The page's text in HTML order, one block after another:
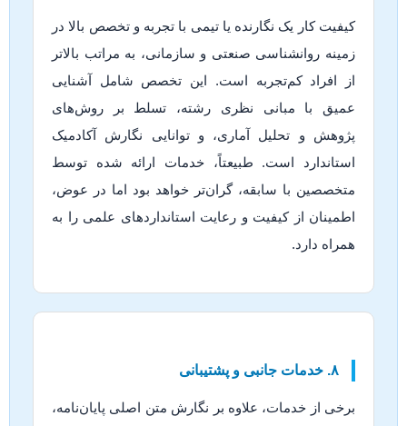
کیفیت کار یک نگارنده یا تیمی با تجربه و تخصص بالا در
زمینه روانشناسی صنعتی و سازمانی، به مراتب بالاتر
از افراد کم‌تجربه است. این تخصص شامل آشنایی
عمیق با مبانی نظری رشته، تسلط بر روش‌های
پژوهش و تحلیل آماری، و توانایی نگارش آکادمیک
استاندارد است. طبیعتاً، خدمات ارائه شده توسط
متخصصین با سابقه، گران‌تر خواهد بود اما در عوض،
اطمینان از کیفیت و رعایت استانداردهای علمی را به
همراه دارد.
۸. خدمات جانبی و پشتیبانی
برخی از خدمات، علاوه بر نگارش متن اصلی پایان‌نامه،